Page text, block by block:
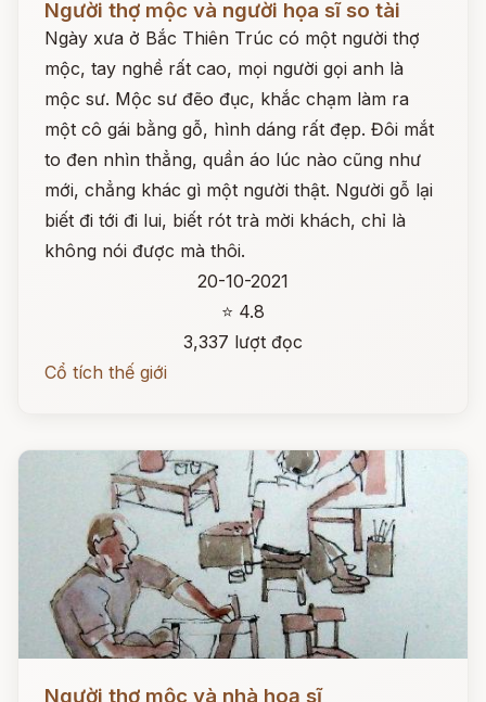
Người thợ mộc và người họa sĩ so tài
Ngày xưa ở Bắc Thiên Trúc có một người thợ
mộc, tay nghề rất cao, mọi người gọi anh là
mộc sư. Mộc sư đẽo đục, khắc chạm làm ra
một cô gái bằng gỗ, hình dáng rất đẹp. Đôi mắt
to đen nhìn thẳng, quần áo lúc nào cũng như
mới, chẳng khác gì một người thật. Người gỗ lại
biết đi tới đi lui, biết rót trà mời khách, chỉ là
không nói được mà thôi.
20-10-2021
⭐ 4.8
3,337 lượt đọc
Cổ tích thế giới
Người thợ mộc và nhà hoạ sĩ